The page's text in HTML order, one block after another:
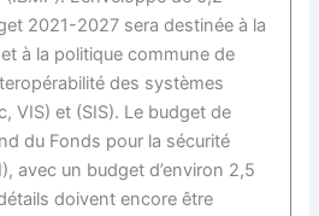
2021-2027 sera destinée à la
à la politique commune de
des systèmes
VIS) et (SIS). Le budget de
du Fonds pour la sécurité
avec un budget d’environ 2,5
doivent encore être